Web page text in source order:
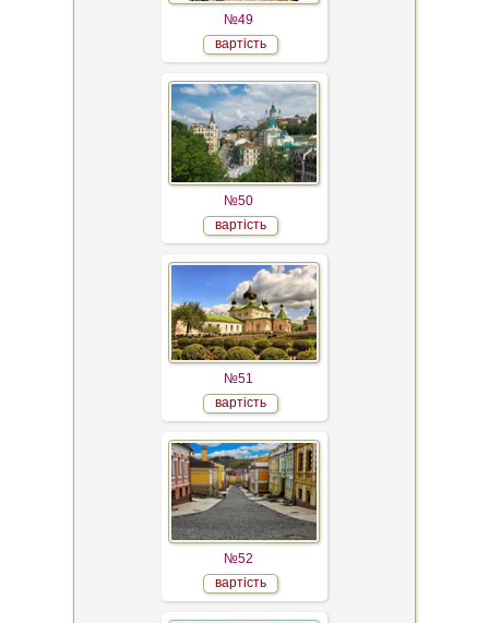
№49
вартість
№50
вартість
№51
вартість
№52
вартість